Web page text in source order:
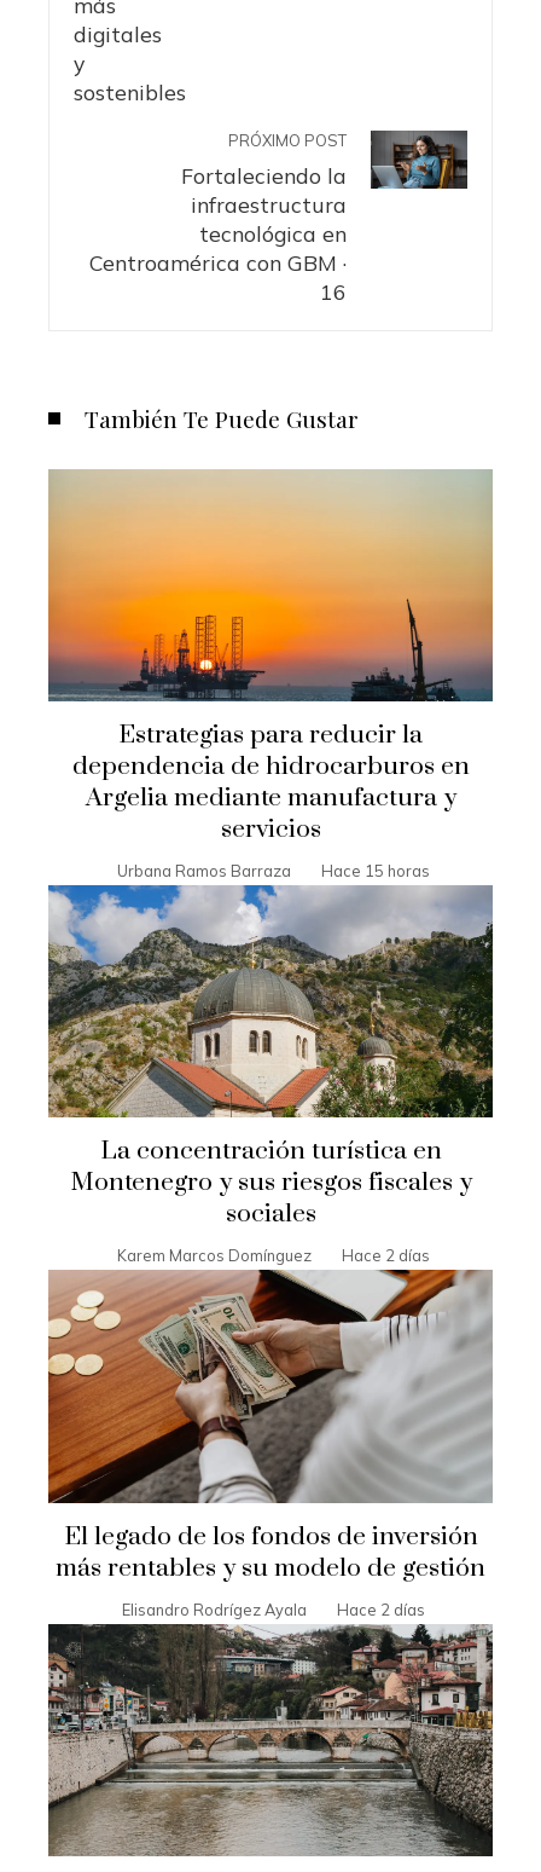
PRÓXIMO POST
Fortaleciendo la
infraestructura
tecnológica en
Centroamérica con GBM ·
16
También Te Puede Gustar
Estrategias para reducir la
dependencia de hidrocarburos en
Argelia mediante manufactura y
servicios
Urbana Ramos Barraza Hace 15 horas
La concentración turística en
Montenegro y sus riesgos fiscales y
sociales
Karem Marcos Domínguez Hace 2 días
El legado de los fondos de inversión
más rentables y su modelo de gestión
Elisandro Rodrígez Ayala Hace 2 días